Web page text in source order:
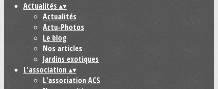
Actualités ▴▾
Actualités
Actu-Photos
Le blog
Nos articles
Jardins exotiques
L'association▴▾
L'association ACS